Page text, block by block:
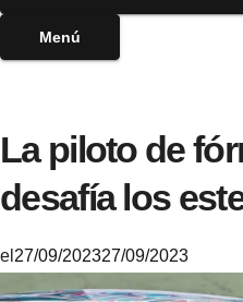
Menú
La piloto de
desafía los
M
el 27/09/202327/09/2023